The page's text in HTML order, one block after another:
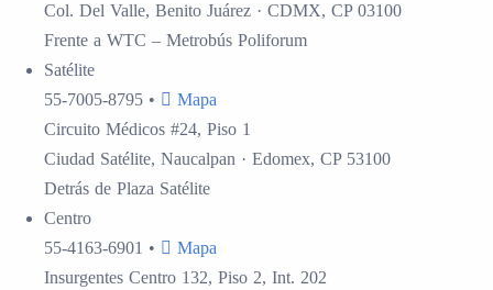
Col. Del Valle, Benito Juárez · CDMX, CP 03100
Frente a WTC – Metrobús Poliforum
Satélite
55-7005-8795 •
Mapa
Circuito Médicos #24, Piso 1
Ciudad Satélite, Naucalpan · Edomex, CP 53100
Detrás de Plaza Satélite
Centro
55-4163-6901 •
Mapa
Insurgentes Centro 132, Piso 2, Int. 202